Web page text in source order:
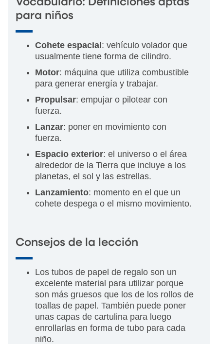
Vocabulario: Definiciones aptas
para niños
Cohete espacial : vehículo volador que
usualmente tiene forma de cilindro.
Motor: máquina que utiliza combustible
para generar energía y trabajar.
Propulsar: empujar o pilotear con
fuerza.
Lanzar: poner en movimiento con
fuerza.
Espacio exterior: el universo o el área
alrededor de la Tierra que incluye a los
planetas, el sol y las estrellas.
Lanzamiento: momento en el que un
cohete despega o el mismo movimiento.
Consejos de la lección
Los tubos de papel de regalo son un
excelente material para utilizar porque
son más gruesos que los de los rollos de
toallas de papel. También puede poner
unas capas de cartulina para luego
enrollarlas en forma de tubo para cada
niño.